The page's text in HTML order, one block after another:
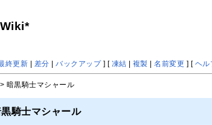
終更新 | 差分 |バックアップ] [ 凍結 | 複製 |名前変更 ] [ ヘル
> 暗黒騎士マシャール
黒騎士マシャール